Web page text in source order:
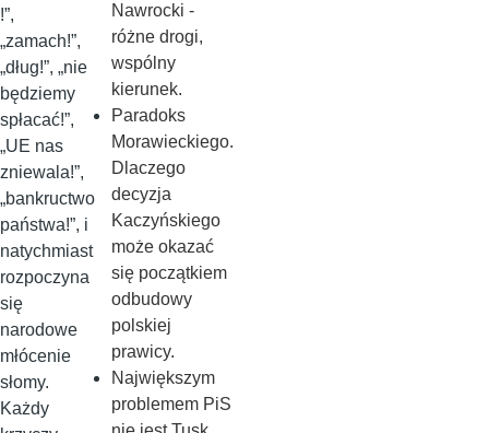
!”,
„zamach!”,
„dług!”, „nie
będziemy
spłacać!”,
„UE nas
zniewala!”,
„bankructwo
państwa!”, i
natychmiast
rozpoczyna
się
narodowe
młócenie
słomy.
Każdy
Nawrocki -
różne drogi,
wspólny
kierunek.
Paradoks
Morawieckiego.
Dlaczego
decyzja
Kaczyńskiego
może okazać
się początkiem
odbudowy
polskiej
prawicy.
Największym
problemem PiS